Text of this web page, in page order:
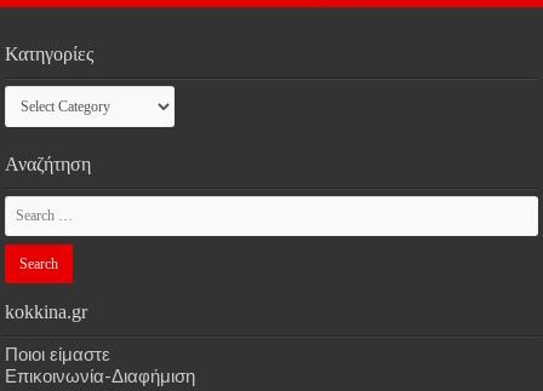
Κατηγορίες
Κατηγορίες
Αναζήτηση
kokkina.gr
Ποιοι είμαστε
Επικοινωνία-Διαφήμιση